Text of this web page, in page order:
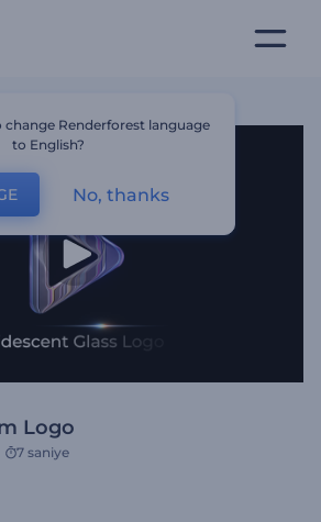
Logo
7 saniye
Renderforest language
to English?
No, thanks